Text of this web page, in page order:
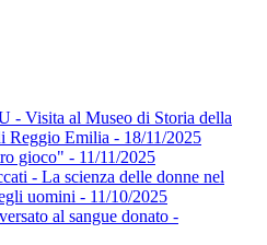
- Visita al Museo di Storia della
Reggio Emilia - 18/11/2025
gioco" - 11/11/2025
- La scienza delle donne nel
uomini - 11/10/2025
al sangue donato -